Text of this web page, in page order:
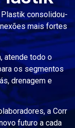
Plastik consolidou-
mais fortes
atende todo o
os segmentos
drenagem e
a Corr
futuro a cada